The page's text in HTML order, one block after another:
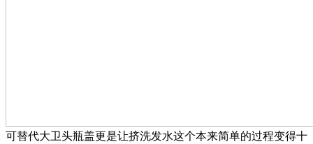
可替代大卫头瓶盖更是让挤洗发水这个本来简单的过程变得十